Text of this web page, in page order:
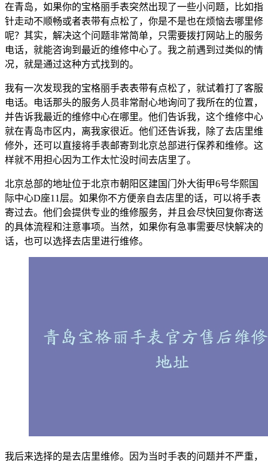
在青岛，如果你的宝格丽手表突然出现了一些小问题，比如指
针走动不顺畅或者表带有点松了，你是不是也在烦恼去哪里修
呢？其实，解决这个问题非常简单，只需要拨打网站上的服务
电话，就能咨询到最近的维修中心了。我之前遇到过类似的情
况，就是通过这种方式找到的。
我有一次发现我的宝格丽手表表带有点松了，就试着打了客服
电话。电话那头的服务人员非常耐心地询问了我所在的位置，
并告诉我最近的维修中心在哪里。他们告诉我，这个维修中心
就在青岛市区内，离我家很近。他们还告诉我，除了去店里维
修外，还可以直接将手表邮寄到北京总部进行保养和维修。这
样就不用担心因为工作太忙没时间去店里了。
北京总部的地址位于北京市朝阳区建国门外大街甲6号华熙国
际中心D座11层。如果你不方便亲自去店里的话，可以将手表
寄过去。他们会提供专业的维修服务，并且会尽快回复你寄送
的具体流程和注意事项。当然，如果你有急事需要尽快解决的
话，也可以选择去店里进行维修。
我后来选择的是去店里维修。因为当时手表的问题并不严重，